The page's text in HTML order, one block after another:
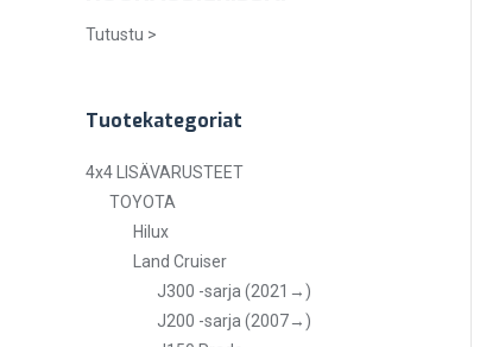
Tutustu >
Tuotekategoriat
4x4 LISÄVARUSTEET
TOYOTA
Hilux
Land Cruiser
J300 -sarja (2021→)
J200 -sarja (2007→)